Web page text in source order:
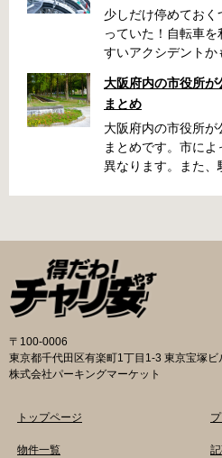
少しだけ停めておく
っていた！自転車
すいアクシデント
い、なんてことに
ん。そんな時に役立
前に確認しておきま
た場合 放置自転車
町4丁目281の3番地
還料 2,500円 自転
はこちら 堺市で撤
保管返還所 住所 堺
国ヶ丘自転車保管返
鳥八幡駅東出口 徒
堺市HPはこちら 吹
保管所 住所 吹田市
還の際に必要な書
大阪府内の市役所
まとめ
大阪府内の市役所
まとめです。市に
異なります。また
自転車駐輪場 利用
利用登録申請書を窓
での利用登録になり
不要です。 定期利
屋根あり 一般：
般：2,000円／月 屋
屋根あり 障害者：
管理会社にお問い
す。 守口市HPはこ
〒100-0006
東京都千代田区有楽町1丁目1-3 東京宝塚ビ
株式会社パーキングマーケット
トップページ
物件一覧